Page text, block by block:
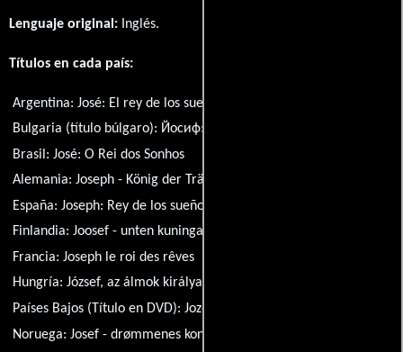
Lenguaje original: Inglés.
Títulos en cada país:
Argentina:José: El rey de los sueños
Bulgaria (título búlgaro): Йосиф: Господарят на сънищата
Brasil:José: O Rei dos Sonhos
Alemania:Joseph - König der Träume
España:Joseph: Rey de los sueños
Finlandia:Joosef - unten kuningas
Francia:Joseph le roi des rêves
Hungría:József, az álmok királya
Países Bajos (Título en DVD):Jozef de dromenkoning
Noruega:Josef - drømmenes konge